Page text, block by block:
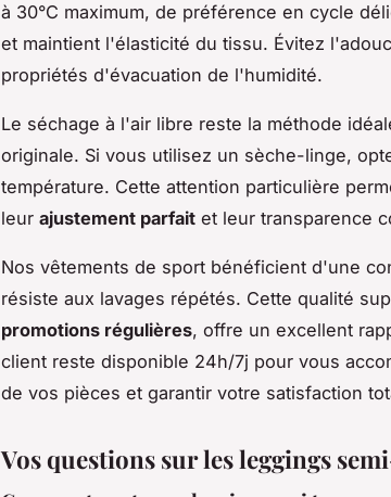
à 30°C maximum, de préférence en cycle
et maintient l'élasticité du tissu. Évitez
propriétés d'évacuation de l'humidité.
Le séchage à l'air libre reste la méthode
originale. Si vous utilisez un sèche-linge,
température. Cette attention particulière
leur ajustement parfait et leur transparence
Nos vêtements de sport bénéficient d'une
résiste aux lavages répétés. Cette qualité
promotions régulières, offre un excellent
client reste disponible 24h/7j pour vous
de vos pièces et garantir votre satisfaction
Vos questions sur les leggings